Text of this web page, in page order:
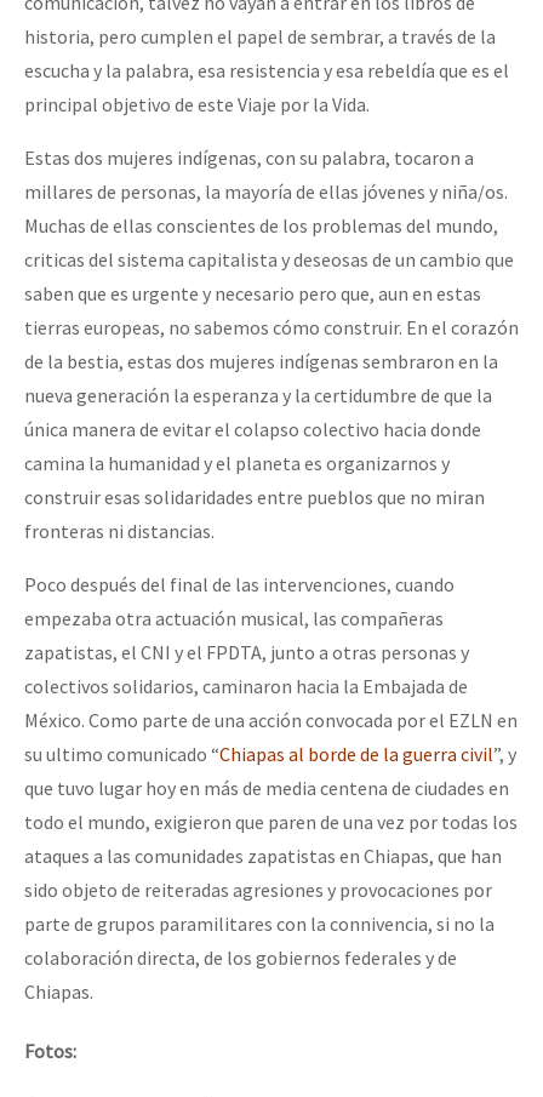
historia, pero cumplen el papel de sembrar, a través de la
escucha y la palabra, esa resistencia y esa rebeldía que es el
principal objetivo de este Viaje por la Vida.
Estas dos mujeres indígenas, con su palabra, tocaron a
millares de personas, la mayoría de ellas jóvenes y niña/os.
Muchas de ellas conscientes de los problemas del mundo,
criticas del sistema capitalista y deseosas de un cambio que
saben que es urgente y necesario pero que, aun en estas
tierras europeas, no sabemos cómo construir. En el corazón
de la bestia, estas dos mujeres indígenas sembraron en la
nueva generación la esperanza y la certidumbre de que la
única manera de evitar el colapso colectivo hacia donde
camina la humanidad y el planeta es organizarnos y
construir esas solidaridades entre pueblos que no miran
fronteras ni distancias.
Poco después del final de las intervenciones, cuando
empezaba otra actuación musical, las compañeras
zapatistas, el CNI y el FPDTA, junto a otras personas y
colectivos solidarios, caminaron hacia la Embajada de
México. Como parte de una acción convocada por el EZLN en
su ultimo comunicado “Chiapas al borde de la guerra civil”, y
que tuvo lugar hoy en más de media centena de ciudades en
todo el mundo, exigieron que paren de una vez por todas los
ataques a las comunidades zapatistas en Chiapas, que han
sido objeto de reiteradas agresiones y provocaciones por
parte de grupos paramilitares con la connivencia, si no la
colaboración directa, de los gobiernos federales y de
Chiapas.
Fotos: